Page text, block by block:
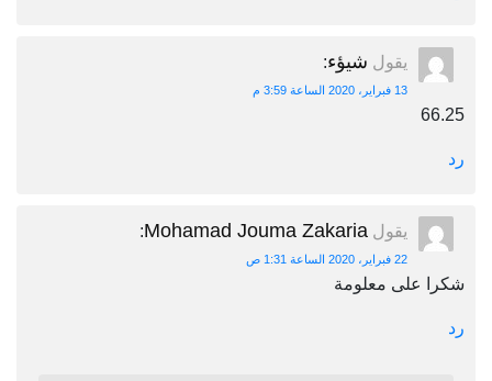
يقول شيؤء:
13 فبراير، 2020 الساعة 3:59 م
66.25
رد
يقول Mohamad Jouma Zakaria
:
22 فبراير، 2020 الساعة 1:31 ص
شكرا على معلومة
رد